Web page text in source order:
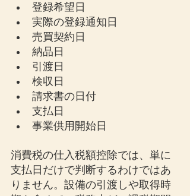
登録希望日
実際の登録通知日
売買契約日
納品日
引渡日
検収日
請求書の日付
支払日
事業供用開始日
消費税の仕入税額控除では、単に
支払日だけで判断するわけではあ
りません。設備の引渡しや取得時